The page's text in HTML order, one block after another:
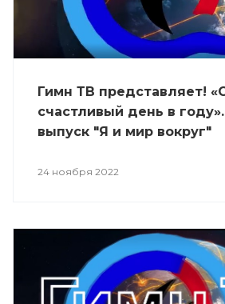
Гимн ТВ представляет!
счастливый день в
выпуск "Я и мир вокруг"
24 ноября 2022